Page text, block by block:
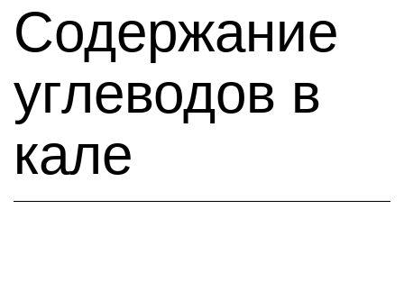
Содержание
углеводов в
кале